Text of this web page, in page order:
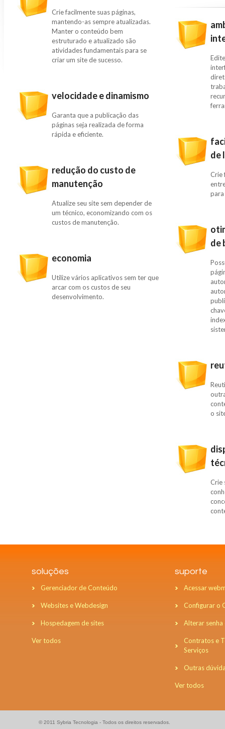
Crie facilmente suas páginas,
mantendo-as sempre atualizadas.
Manter o conteúdo bem
estruturado e atualizado são
atividades fundamentais para se
criar um site de sucesso.
velocidade e dinamismo
Garanta que a publicação das
páginas seja realizada de forma
rápida e eficiente.
redução do custo de
manutenção
Atualize seu site sem depender de
um técnico, economizando com os
custos de manutenção.
economia
Utilize vários aplicativos sem ter que
arcar com os custos de seu
desenvolvimento.
de
Crie
de
o
Crie
soluções
Gerenciador de Conteúdo
Websites e Webdesign
Hospedagem de sites
Ver todos
suporte
Acessar
Configurar o
Alterar senha
Contratos e
Serviços
Outras
Ver todos
© 2011 Sybria Tecnologia - Todos os direitos reservados.